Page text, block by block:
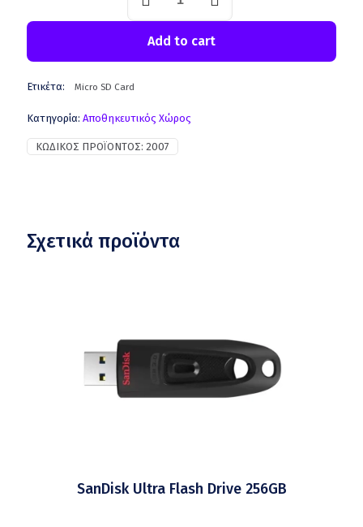
Add to cart
Ετικέτα: Micro SD Card
Κατηγορία: Αποθηκευτικός Χώρος
ΚΩΔΙΚΌΣ ΠΡΟΪΌΝΤΟΣ: 2007
Σχετικά προϊόντα
SanDisk Ultra Flash Drive 256GB